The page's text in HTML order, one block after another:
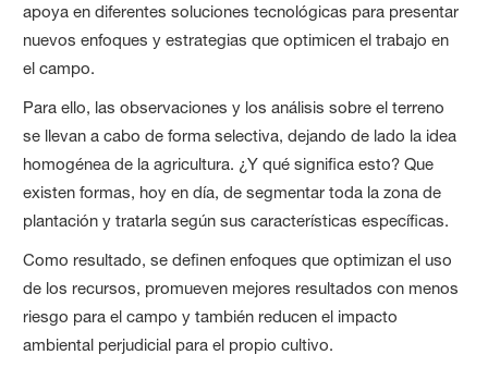
apoya en diferentes soluciones tecnológicas para presentar
nuevos enfoques y estrategias que optimicen el trabajo en
el campo.
Para ello, las observaciones y los análisis sobre el terreno
se llevan a cabo de forma selectiva, dejando de lado la idea
homogénea de la agricultura. ¿Y qué significa esto? Que
existen formas, hoy en día, de segmentar toda la zona de
plantación y tratarla según sus características específicas.
Como resultado, se definen enfoques que optimizan el uso
de los recursos, promueven mejores resultados con menos
riesgo para el campo y también reducen el impacto
ambiental perjudicial para el propio cultivo.